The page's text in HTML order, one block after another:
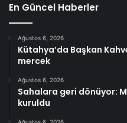
En Güncel Haberler
Ağustos 6, 2026
Kütahya’da Başkan
mercek
Ağustos 6, 2026
Sahalara geri dönüyor:
kuruldu